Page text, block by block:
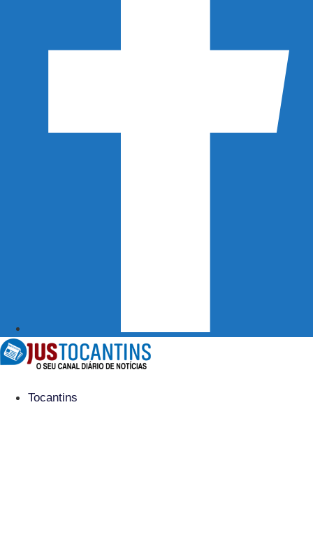
Tocantins